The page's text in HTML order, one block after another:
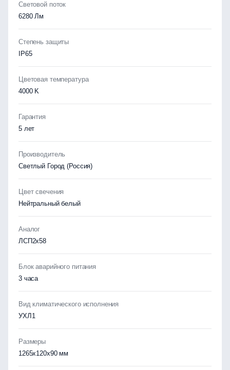
Световой поток
6280 Лм
Степень защиты
IP65
Цветовая температура
4000 K
Гарантия
5 лет
Производитель
Светлый Город (Россия)
Цвет свечения
Нейтральный белый
Аналог
ЛСП2х58
Блок аварийного питания
3 часа
Вид климатического исполнения
УХЛ1
Размеры
1265x120x90 мм